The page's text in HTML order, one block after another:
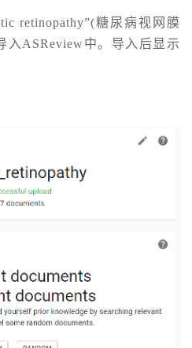
retinopathy”(糖尿病视网膜
入ASReview中。导入后显示